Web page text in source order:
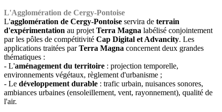
L'Agglomération de Cergy-Pontoise
L'agglomération de Cergy-Pontoise servira de terrain
d'expérimentation au projet Terra Magna labélisé conjointement
par les pôles de compétitivité Cap Digital et Advancity. Les
applications traitées parTerra Magna concernent deux grandes
thématiques :
- L'aménagement du territoire : projection temporelle,
environnements végétaux, règlement d'urbanisme ;
- Le développement durable : trafic urbain, nuisances sonores,
ambiances urbaines (ensoleillement, vent, rayonnement), qualité de
l'air.